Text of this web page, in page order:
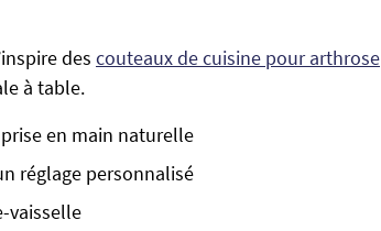
des couteaux de cuisine pour arthrose
à table.
en main naturelle
réglage personnalisé
vaisselle